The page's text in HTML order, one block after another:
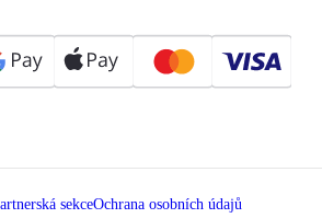
sekceOchrana osobních údajů